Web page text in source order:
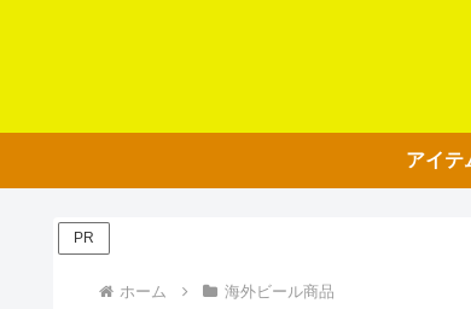
PR
ホーム 海外ビール商品